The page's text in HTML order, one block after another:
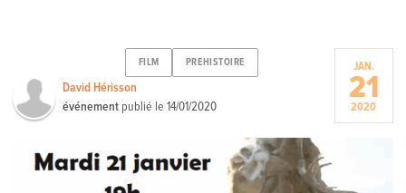
FILM PREHISTOIRE
David Hérisson
événement publié le14/01/2020
JAN.
21
2020